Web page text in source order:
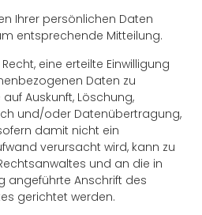
Ihrer persönlichen Daten
entsprechende Mitteilung.
eine erteilte Einwilligung
Daten zu
Auskunft, Löschung,
und/oder Datenübertragung,
damit nicht ein
verursacht wird, kann zu
und an die in
angeführte Anschrift des
gerichtet werden.